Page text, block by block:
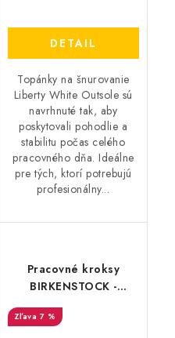
DETAIL
Topánky na šnurovanie
Liberty White Outsole sú
navrhnuté tak, aby
poskytovali pohodlie a
stabilitu počas celého
pracovného dňa. Ideálne
pre tých, ktorí potrebujú
profesionálny...
Pracovné kroksy
BIRKENSTOCK -
Birkenstock Alpro -
1512
7 %